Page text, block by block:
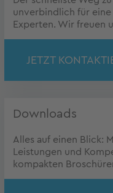
unverbindlich für
Experten. Wir freuen
JETZT
Downloads
Alles auf einen Blick:
Leistungen und
kompakten